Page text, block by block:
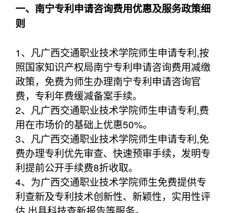
一、南宁专利申请咨询费用优惠及服务政策细
则
1、凡广西交通职业技术学院师生申请专利,按
照国家知识产权局南宁专利申请咨询费用减缴
政策，免费为师生办理南宁专利申请咨询官
费，专利年费缓减备案手续。
2、凡广西交通职业技术学院师生申请专利,费
用在市场价的基础上优惠50%。
3、凡广西交通职业技术学院师生申请专利,免
费办理专利优先审查、快速预审手续，发明专
利提前公开手续费8折收取。
4、为广西交通职业技术学院师生免费提供专
利查新及专利技术创新性、新颖性，实用性评
估,出具科技查新报告等服务。